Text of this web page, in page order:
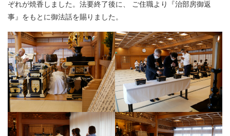
ぞれが焼香しました。法要終了後に、 ご住職より『治部房御返
事』をもとに御法話を賜りました。